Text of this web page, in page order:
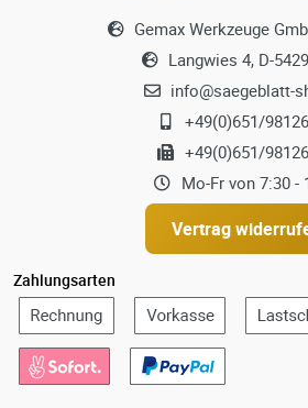
Gemax Werkzeuge
Langwies 4, D-
info@saegeblatt-
+49(0)651/
+49(0)651/
Mo-Fr von 7:30 -
Vertrag
Zahlungsarten